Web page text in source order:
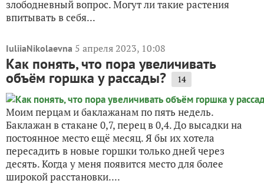
злободневный вопрос. Могут ли такие растения
впитывать в себя...
IuliiaNikolaevna 5 апреля 2023, 10:08
Как понять, что пора увеличивать
объём горшка у рассады? 14
Моим перцам и баклажанам по пять недель.
Баклажан в стакане 0,7, перец в 0,4. До высадки на
постоянное место ещё месяц. Я бы их хотела
пересадить в новые горшки только дней через
десять. Когда у меня появится место для более
широкой расстановки....